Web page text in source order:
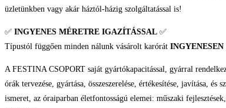
üzletünkben vagy akár háztól-házig szolgáltatással is!
✅ INGYENES MÉRETRE IGAZÍTÁSSAL ✅
Típustól függően minden nálunk vásárolt karórát INGYENESEN
A FESTINA CSOPORT saját gyártókapacitással, gyárral
órák tervezése, gyártása, összeszerelése, értékesítése, javítása,
ismeret, az óraiparban életfontosságú elemei: műszaki